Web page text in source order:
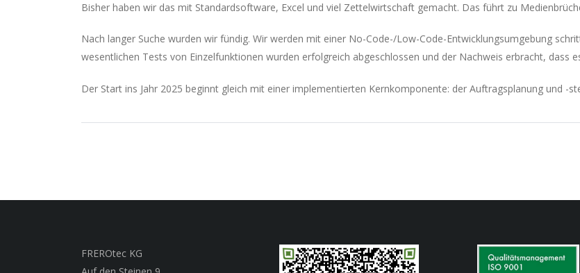
Bisher haben wir das mit Standardsoftware, Excel und viel Zettelwirtschaft gemacht. Das führt zu
Nach langer Suche wurden wir fündig. Wir werden mit einer No-Code-/Low-Code-Entwicklungsumgebung
wesentlichen Tests von Einzelfunktionen wurden erfolgreich abgeschlossen und der Nachweis erbracht, dass
Der Start ins Jahr 2025 beginnt gleich mit einer implementierten Kernkomponente: der Auftragsplanung und -
FREROtec KG